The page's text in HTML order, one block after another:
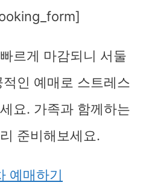
르게 마감되니 서둘
인 예매로 스트레스
요. 가족과 함께하는
준비해보세요.
예매하기